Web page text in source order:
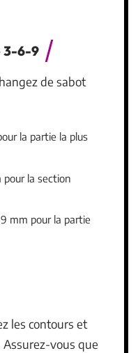
3-6-9
de sabot
la partie la plus
pour la section
mm pour la partie
les contours et
Assurez-vous que